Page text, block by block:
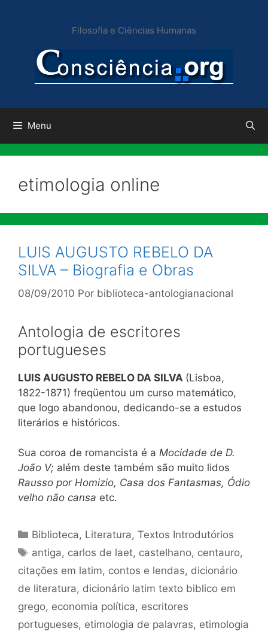
conteúdo
Filosofia e Ciências Humanas
Menu
etimologia online
LUIS AUGUSTO REBELO DA
SILVA – Biografia e Obras
08/09/2010 Por biblioteca-antologianacional
Antologia de escritores
portugueses
LUIS AUGUSTO REBELO DA SILVA (Lisboa,
1822-1871) freqüentou um curso matemático,
que logo abandonou, dedicando-se a estudos
literários e históricos.
Sua coroa de romancista é a Mocidade de D.
João V; além deste também são muito lidos
Rausso por Homizio, Casa dos Fantasmas, Ódio
velho não cansa etc.
Categorias
Biblioteca, Literatura,Textos Introdutórios
Tags
antiga, carlos de laet, castelhano, centauro,
citações em latim, contos e lendas, dicionário
de literatura, dicionário latim texto biblico em
grego, economia política, escritores
portugueses, etimologia de palavras, etimologia